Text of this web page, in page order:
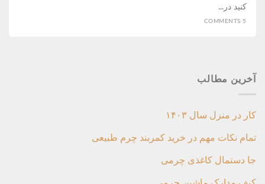
آخرین مطالب
کار در منزل سال ۱۴۰۳
تمام نکات مهم در خرید کمربند چرم طبیعی
جا دستمال کاغذی چرمی
کنید در...
5 COMMENTS